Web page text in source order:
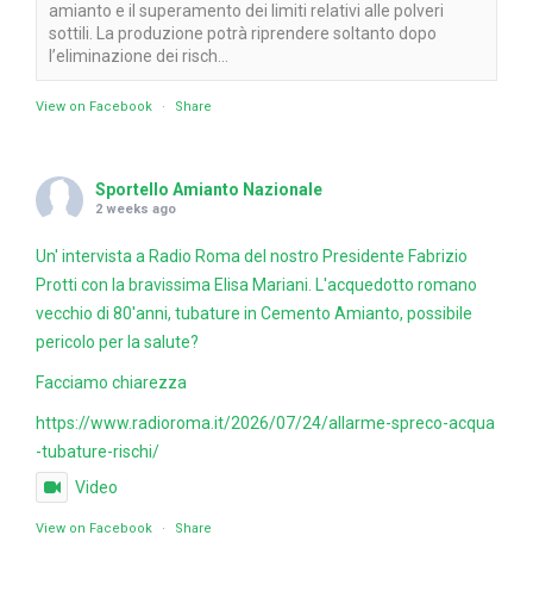
amianto e il superamento dei limiti relativi alle polveri
sottili. La produzione potrà riprendere soltanto dopo
l’eliminazione dei risch...
View on Facebook · Share
Sportello Amianto Nazionale
2 weeks ago
Un' intervista a Radio Roma del nostro Presidente Fabrizio
Protti con la bravissima Elisa Mariani. L'acquedotto romano
vecchio di 80'anni, tubature in Cemento Amianto, possibile
pericolo per la salute?
Facciamo chiarezza
https://www.radioroma.it/2026/07/24/allarme-spreco-acqua
-tubature-rischi/
Video
View on Facebook · Share